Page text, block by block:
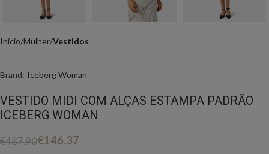
Início Mulher Vestidos
Brand: Iceberg Woman
VESTIDO MIDI COM ALÇAS ESTAMPA PADRÃO
ICEBERG WOMAN
€487.90€146.37